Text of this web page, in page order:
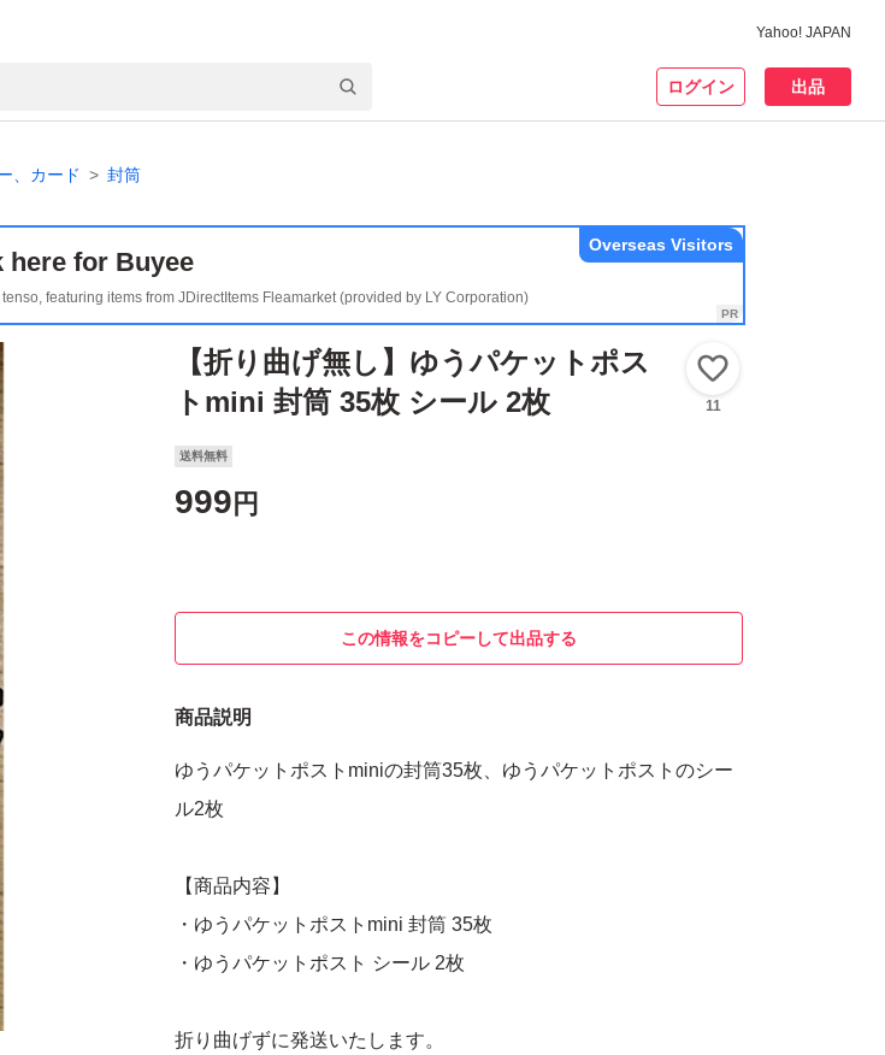
Yahoo! JAPAN
ログイン 出品
、カード 封筒
here for Buyee
featuring items from JDirectItems Fleamarket (provided by LY Corporation)
Overseas Visitors
【折り曲げ無し】ゆうパケットポス
トmini 封筒 35枚 シール 2枚
11
送料無料
999 円
この情報をコピーして出品する
商品説明
ゆうパケットポストminiの封筒35枚、ゆうパケットポストのシー
ル2枚
【商品内容】
・ゆうパケットポストmini 封筒 35枚
・ゆうパケットポスト シール 2枚
折り曲げずに発送いたします。